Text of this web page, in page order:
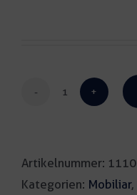
Sitztisch
weiß
Menge
Artikelnummer: 1110
Kategorien: Mobiliar,